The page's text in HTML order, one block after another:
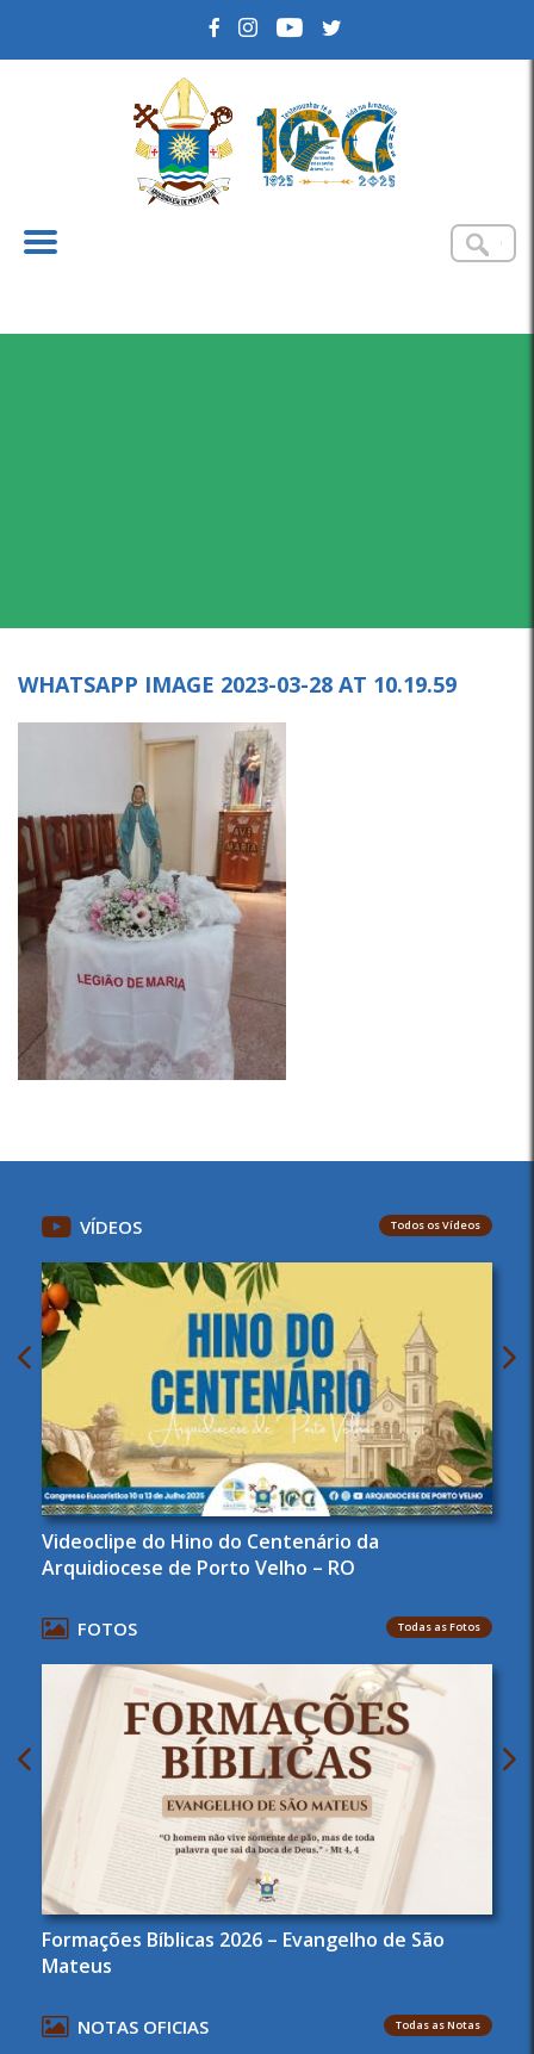
WHATSAPP IMAGE 2023-03-28 AT 10.19.59
VÍDEOS Todos os Vídeos
Videoclipe do Hino do Centenário da
Arquidiocese de Porto Velho – RO
FOTOS Todas as Fotos
Formações Bíblicas 2026 – Evangelho de São
Mateus
NOTAS OFICIAS Todas as Notas